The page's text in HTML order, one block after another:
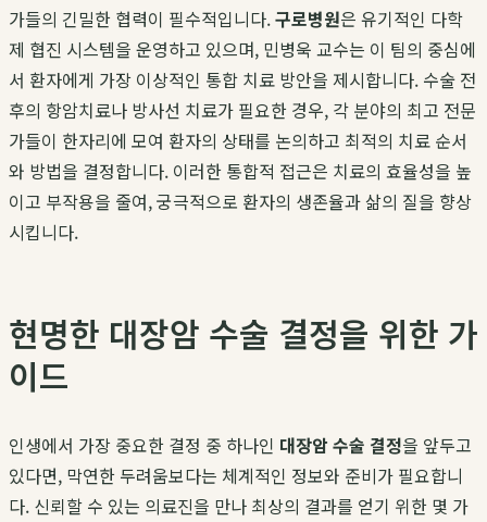
가들의 긴밀한 협력이 필수적입니다.구로병원은 유기적인 다학
제 협진 시스템을 운영하고 있으며, 민병욱 교수는 이 팀의 중심에
서 환자에게 가장 이상적인 통합 치료 방안을 제시합니다. 수술 전
후의 항암치료나 방사선 치료가 필요한 경우, 각 분야의 최고 전문
가들이 한자리에 모여 환자의 상태를 논의하고 최적의 치료 순서
와 방법을 결정합니다. 이러한 통합적 접근은 치료의 효율성을 높
이고 부작용을 줄여, 궁극적으로 환자의 생존율과 삶의 질을 향상
시킵니다.
현명한 대장암 수술 결정을 위한 가
이드
인생에서 가장 중요한 결정 중 하나인 대장암 수술 결정을 앞두고
있다면, 막연한 두려움보다는 체계적인 정보와 준비가 필요합니
다. 신뢰할 수 있는 의료진을 만나 최상의 결과를 얻기 위한 몇 가